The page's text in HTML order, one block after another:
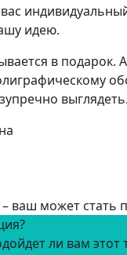
идею.
в подарок.
выглядеть.
ваш может стать
ли вам этот